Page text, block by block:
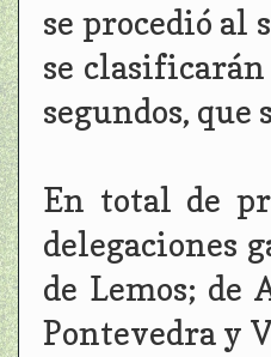
se procedió al
se clasificarán
segundos,
En total de
delegaciones
de Lemos; de
Pontevedra y